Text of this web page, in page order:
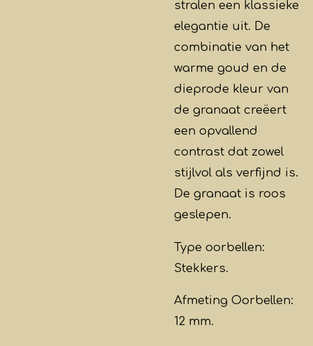
stralen een klassieke
elegantie uit. De
combinatie van het
warme goud en de
dieprode kleur van
de granaat creëert
een opvallend
contrast dat zowel
stijlvol als verfijnd is.
De granaat is roos
geslepen.
Type oorbellen:
Stekkers.
Afmeting Oorbellen:
12 mm.